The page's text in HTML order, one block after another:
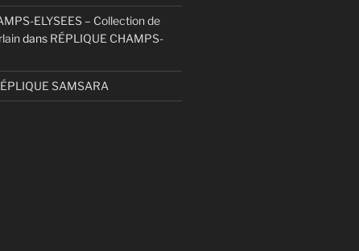
ELYSEES – Collection de
dans RÉPLIQUE CHAMPS-
SAMSARA